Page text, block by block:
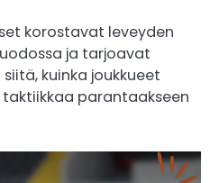
korostavat leveyden
ja tarjoavat
kuinka joukkueet
parantaakseen